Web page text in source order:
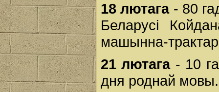
18 лютага- 80
Беларусі
машынна-
21 лютага- 10
дня роднай мовы.